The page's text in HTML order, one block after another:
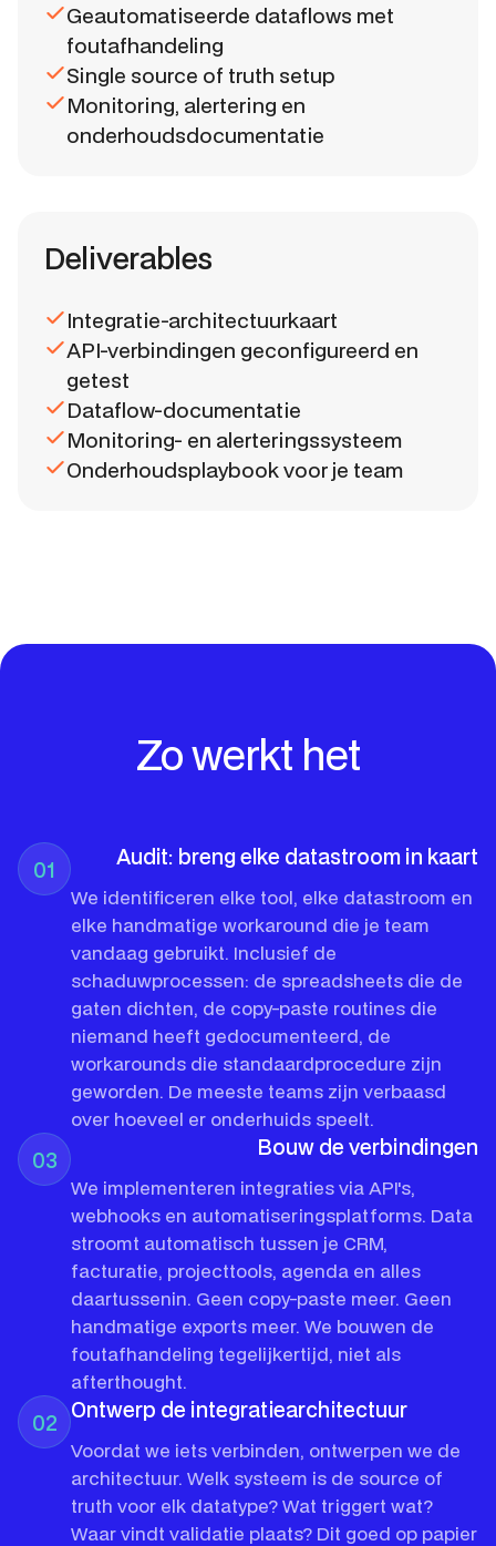
Geautomatiseerde dataflows met
foutafhandeling
Single source of truth setup
Monitoring, alertering en
onderhoudsdocumentatie
Deliverables
Integratie-architectuurkaart
API-verbindingen geconfigureerd en
getest
Dataflow-documentatie
Monitoring- en alerteringssysteem
Onderhoudsplaybook voor je team
Zo werkt het
Audit: breng elke datastroom in kaart
We identificeren elke tool, elke datastroom en
elke handmatige workaround die je team
vandaag gebruikt. Inclusief de
schaduwprocessen: de spreadsheets die de
gaten dichten, de copy-paste routines die
niemand heeft gedocumenteerd, de
workarounds die standaardprocedure zijn
geworden. De meeste teams zijn verbaasd
over hoeveel er onderhuids speelt.
01
Bouw de verbindingen
We implementeren integraties via API's,
webhooks en automatiseringsplatforms. Data
stroomt automatisch tussen je CRM,
facturatie, projecttools, agenda en alles
daartussenin. Geen copy-paste meer. Geen
handmatige exports meer. We bouwen de
foutafhandeling tegelijkertijd, niet als
afterthought.
03
02 Ontwerp de integratiearchitectuur
Voordat we iets verbinden, ontwerpen we de
architectuur. Welk systeem is de source of
truth voor elk datatype? Wat triggert wat?
Waar vindt validatie plaats? Dit goed op papier